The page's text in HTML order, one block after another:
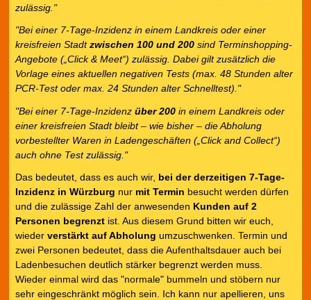
zulässig."
"Bei einer 7-Tage-Inzidenz in einem Landkreis oder einer
kreisfreien Stadtzwischen 100 und 200sind Terminshopping-
Angebote („Click & Meet“) zulässig. Dabei gilt zusätzlich die
Vorlage eines aktuellen negativen Tests (max. 48 Stunden alter
PCR-Test oder max. 24 Stunden alter Schnelltest)."
"Bei einer 7-Tage-Inzidenz über 200in einem Landkreis oder
einer kreisfreien Stadt bleibt – wie bisher – die Abholung
vorbestellter Waren in Ladengeschäften („Click and Collect“)
auch ohne Test zulässig."
Das bedeutet, dass es auch wir, bei der derzeitigen 7-Tage-
Inzidenz in Würzburg nur mit Termin besucht werden dürfen
und die zulässige Zahl der anwesenden Kunden auf 2
Personen begrenztist. Aus diesem Grund bitten wir euch,
wieder verstärkt auf Abholung umzuschwenken. Termin und
zwei Personen bedeutet, dass die Aufenthaltsdauer auch bei
Ladenbesuchen deutlich stärker begrenzt werden muss.
Wieder einmal wird das "normale" bummeln und stöbern nur
sehr eingeschränkt möglich sein. Ich kann nur apellieren, uns